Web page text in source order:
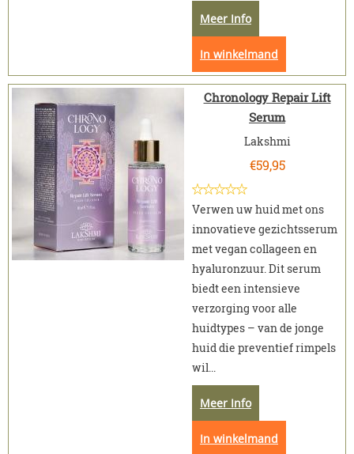
Meer Info
In winkelmand
Chronology Repair Lift
Serum
Lakshmi
€59,95
Verwen uw huid met ons
innovatieve gezichtsserum
met vegan collageen en
hyaluronzuur. Dit serum
biedt een intensieve
verzorging voor alle
huidtypes – van de jonge
huid die preventief rimpels
wil...
Meer Info
In winkelmand